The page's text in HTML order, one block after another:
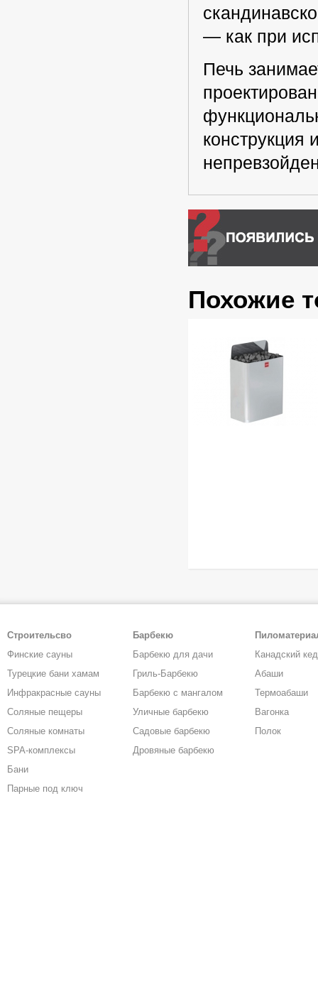
— как при
Печь
конструкция
Похожие
Строительсво
Финские сауны
Турецкие бани хамам
Инфракрасные сауны
Соляные пещеры
Соляные комнаты
SPA-комплексы
Бани
Парные под ключ
Барбекю
Барбекю для дачи
Гриль-Барбекю
Барбекю с мангалом
Уличные барбекю
Садовые барбекю
Дровяные барбекю
Канадский
Абаши
Термоабаши
Вагонка
Полок